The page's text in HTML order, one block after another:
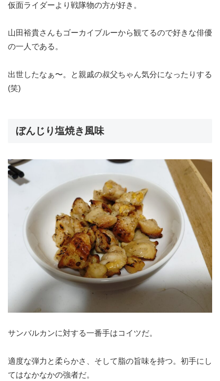
仮面ライダーより戦隊物の方が好き。
山田裕貴さんもゴーカイブルーから観てるので好きな俳優
の一人である。
出世したなぁ〜。と親戚の叔父ちゃん気分になったりする
(笑)
ぼんじり塩焼き風味
サンバルカンに対する一番手はコイツだ。
適度な弾力と柔らかさ、そして脂の旨味を持つ。初手にし
てはなかなかの強者だ。